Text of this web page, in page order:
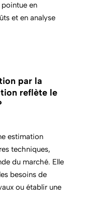
en
et en analyse
par la
reflète le
estimation
techniques,
du marché. Elle
besoins de
ou établir une